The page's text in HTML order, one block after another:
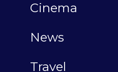
Cinema
News
Travel